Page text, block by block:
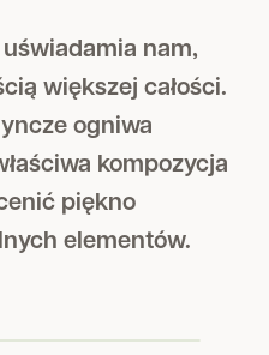
nam,
większej całości.
ogniwa
kompozycja
piękno
elementów.